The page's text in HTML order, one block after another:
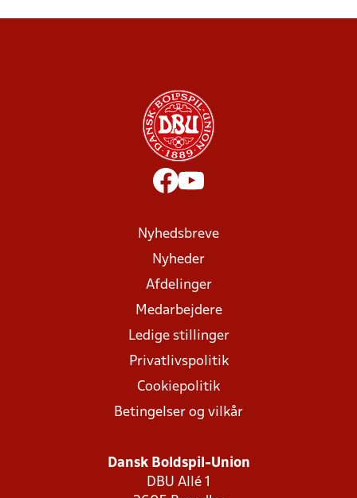
Nyhedsbreve
Nyheder
Afdelinger
Medarbejdere
Ledige stillinger
Privatlivspolitik
Cookiepolitik
Betingelser og vilkår
Dansk Boldspil-Union
DBU Allé 1